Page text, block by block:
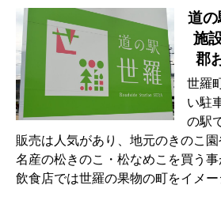
道の
施
郡
世羅
い駐
の駅
販売は人気があり、地元のきのこ園
名産の松きのこ・松なめこを買う
飲食店では世羅の果物の町をイメ